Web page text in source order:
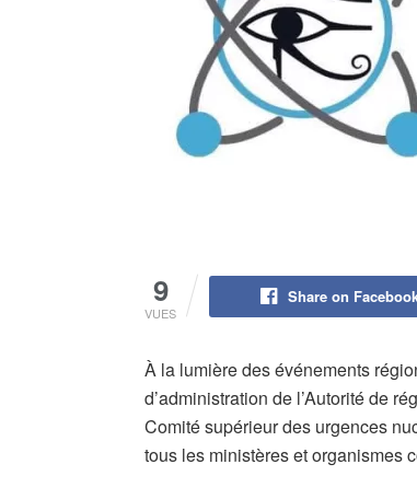
9
VUES
Share on
À la lumière des événements
d’administration de l’Autorité de
Comité supérieur des urgences
tous les ministères et organismes